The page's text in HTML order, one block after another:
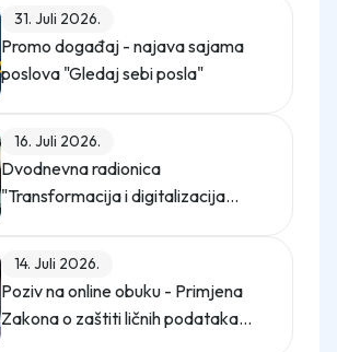
31. Juli 2026.
Promo događaj - najava sajama
poslova "Gledaj sebi posla"
16. Juli 2026.
Dvodnevna radionica
"Transformacija i digitalizacija
14. Juli 2026.
Poziv na online obuku - Primjena
Zakona o zaštiti ličnih podataka